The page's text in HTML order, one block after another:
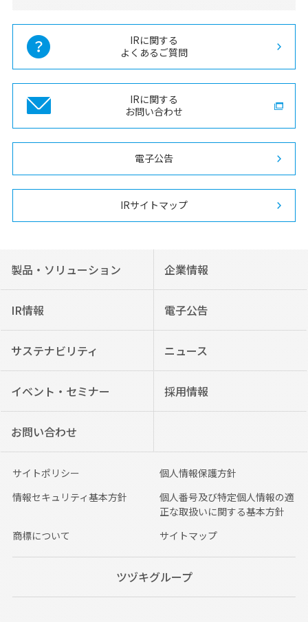
IRに関する
よくあるご質問
IRに関する
お問い合わせ
電子公告
IRサイトマップ
製品・ソリューション 企業情報
IR情報 電子公告
サステナビリティ ニュース
イベント・セミナー 採用情報
お問い合わせ
サイトポリシー
個人情報保護方針
情報セキュリティ基本方針
個人番号及び特定個人情報の適
正な取扱いに関する基本方針
商標について
サイトマップ
ツヅキグループ